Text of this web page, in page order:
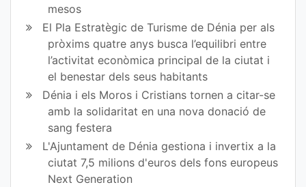
mesos
El Pla Estratègic de Turisme de Dénia per als
pròxims quatre anys busca l’equilibri entre
l’activitat econòmica principal de la ciutat i
el benestar dels seus habitants
Dénia i els Moros i Cristians tornen a citar-se
amb la solidaritat en una nova donació de
sang festera
L'Ajuntament de Dénia gestiona i invertix a la
ciutat 7,5 milions d'euros dels fons europeus
Next Generation